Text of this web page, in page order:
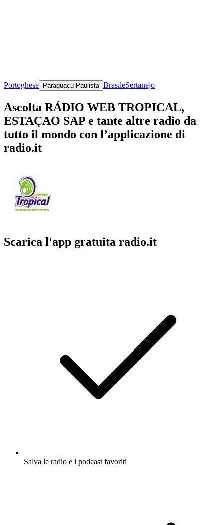
Portoghese Paraguaçu Paulista BrasileSertanejo
Ascolta RÁDIO WEB TROPICAL,
ESTAÇAO SAP e tante altre radio da
tutto il mondo con l’applicazione di
radio.it
Scarica l'app gratuita radio.it
Salva le radio e i podcast favoriti